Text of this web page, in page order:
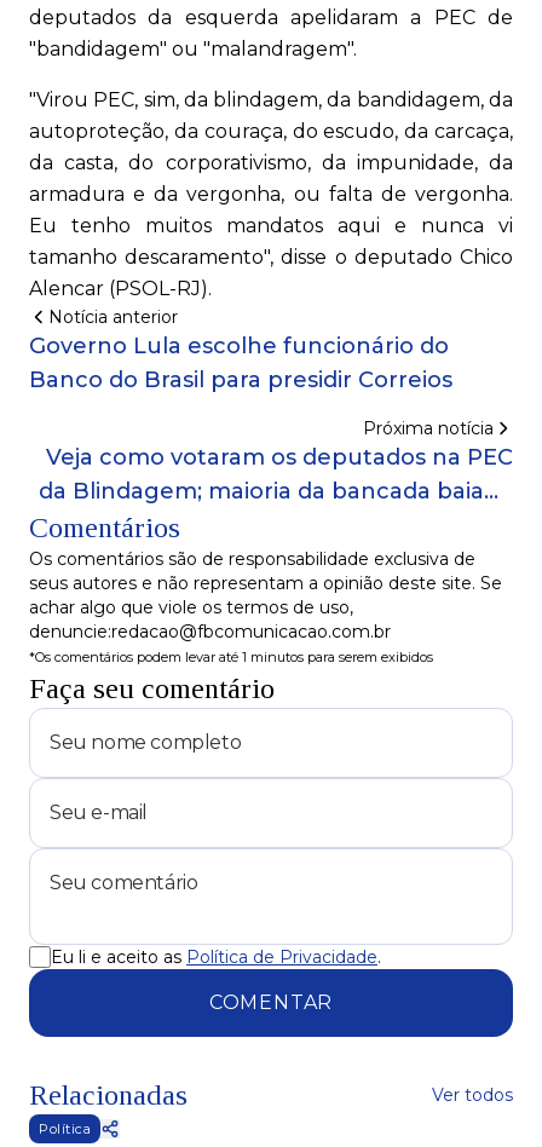
deputados da esquerda apelidaram a PEC de
"bandidagem" ou "malandragem".
"Virou PEC, sim, da blindagem, da bandidagem, da
autoproteção, da couraça, do escudo, da carcaça,
da casta, do corporativismo, da impunidade, da
armadura e da vergonha, ou falta de vergonha.
Eu tenho muitos mandatos aqui e nunca vi
tamanho descaramento", disse o deputado Chico
Alencar (PSOL-RJ).
Notícia anterior
Governo Lula escolhe funcionário do
Banco do Brasil para presidir Correios
Próxima notícia
Veja como votaram os deputados na PEC
da Blindagem; maioria da bancada baiana
Comentários
Os comentários são de responsabilidade exclusiva de
seus autores e não representam a opinião deste site. Se
achar algo que viole os termos de uso,
denuncie:redacao@fbcomunicacao.com.br
*Os comentários podem levar até 1 minutos para serem exibidos
Faça seu comentário
Eu li e aceito as Política de Privacidade.
COMENTAR
Relacionadas Ver todos
Política